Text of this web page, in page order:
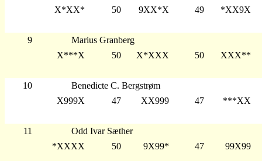
X*XX*
50 9XX*X 49 *XX9X
9
Marius Granberg
X***X
50 X*XXX 50 XXX**
10
Benedicte C. Bergstrøm
X999X
47 XX999 47 ***XX
11
Odd Ivar Sæther
*XXXX
50 9X99* 47 99X99